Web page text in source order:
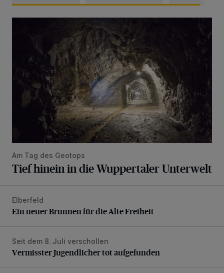
Am Tag des Geotops
Tief hinein in die Wuppertaler Unterwelt
Ein neuer Brunnen für die Alte Freiheit
Elberfeld
Ein neuer Brunnen für die Alte Freiheit
Vermisster Jugendlicher tot aufgefunden
Seit dem 8. Juli verschollen
Vermisster Jugendlicher tot aufgefunden